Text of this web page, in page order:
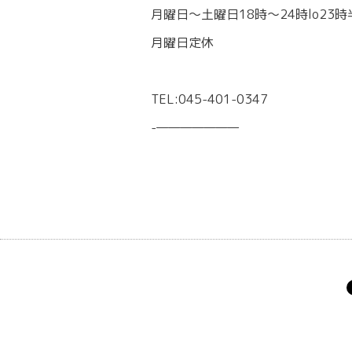
月曜日〜土曜日18時〜24時lo23時
月曜日定休
TEL:045-401-0347
-———————